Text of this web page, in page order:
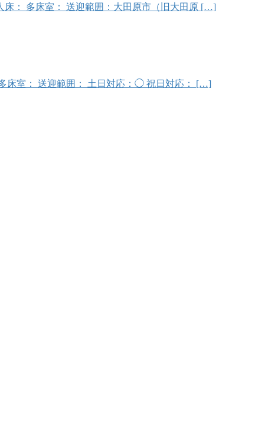
床： 多床室： 送迎範囲：大田原市（旧大田原 […]
床室： 送迎範囲： 土日対応：◯ 祝日対応： […]